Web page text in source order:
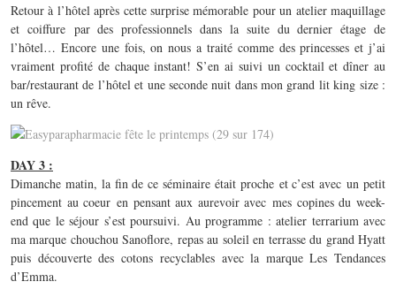
Retour à l’hôtel après cette surprise mémorable pour un atelier maquillage
et coiffure par des professionnels dans la suite du dernier étage de
l’hôtel… Encore une fois, on nous a traité comme des princesses et j’ai
vraiment profité de chaque instant! S’en ai suivi un cocktail et dîner au
bar/restaurant de l’hôtel et une seconde nuit dans mon grand lit king size :
un rêve.
DAY 3 :
Dimanche matin, la fin de ce séminaire était proche et c’est avec un petit
pincement au coeur en pensant aux aurevoir avec mes copines du week-
end que le séjour s’est poursuivi. Au programme : atelier terrarium avec
ma marque chouchou Sanoflore, repas au soleil en terrasse du grand Hyatt
puis découverte des cotons recyclables avec la marque Les Tendances
d’Emma.